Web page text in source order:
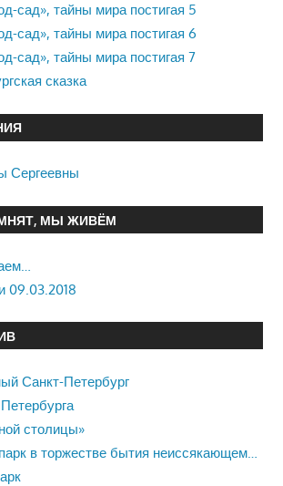
сад», тайны мира постигая 5
сад», тайны мира постигая 6
сад», тайны мира постигая 7
сказка
Сергеевны
МЫ ЖИВЁМ
09.03.2018
Санкт-Петербург
столицы»
в торжестве бытия неиссякающем…